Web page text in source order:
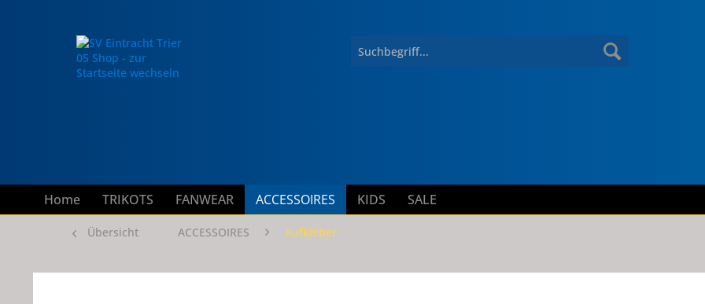
Home TRIKOTS FANWEAR ACCESSOIRES KIDS SALE
Übersicht ACCESSOIRES Aufkleber